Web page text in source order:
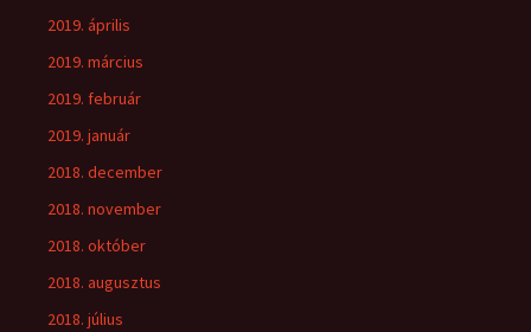
2019. április
2019. március
2019. február
2019. január
2018. december
2018. november
2018. október
2018. augusztus
2018. július